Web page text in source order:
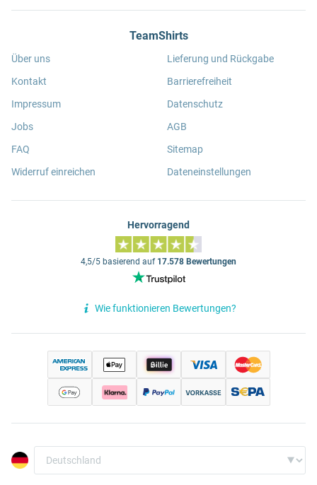
TeamShirts
Über uns
Kontakt
Impressum
Jobs
FAQ
Widerruf einreichen
Lieferung und Rückgabe
Barrierefreiheit
Datenschutz
AGB
Sitemap
Dateneinstellungen
Hervorragend
4,5/5 basierend auf 17.578 Bewertungen
Wie funktionieren Bewertungen?